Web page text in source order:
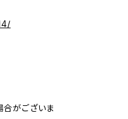
がございま